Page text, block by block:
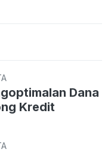
Dana
Kredit